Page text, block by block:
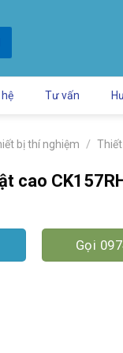
hệ Tư vấn
bị thí nghiệm /
cao
Gọi